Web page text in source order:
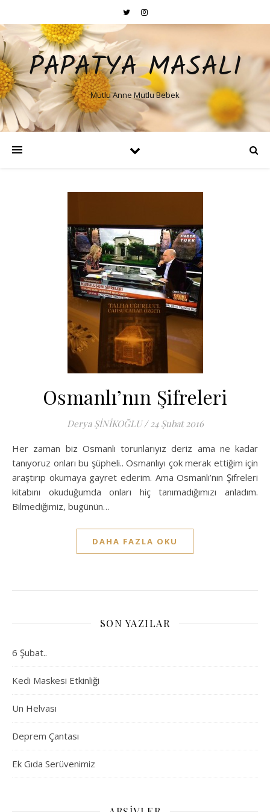
PAPATYA MASALI
Mutlu Anne Mutlu Bebek
Osmanlı’nın Şifreleri
Derya ŞİNİKOĞLU / 24 Şubat 2016
Her zaman biz Osmanlı torunlarıyız deriz ama ne kadar
tanıyoruz onları bu şüpheli.. Osmanlıyı çok merak ettiğim için
araştırıp okumaya gayret ederim. Ama Osmanlı’nın Şifreleri
kitabını okuduğumda onları hiç tanımadığımızı anladım.
Bilmediğimiz, bugünün…
DAHA FAZLA OKU
SON YAZILAR
6 Şubat..
Kedi Maskesi Etkinliği
Un Helvası
Deprem Çantası
Ek Gıda Serüvenimiz